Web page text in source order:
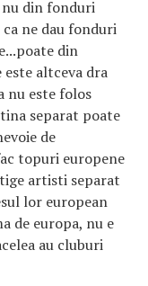
din fonduri
ne dau fonduri
din
altceva dra
nu este folos
separat poate
de
topuri europene
artisti separat
lor european
de europa, nu e
au cluburi